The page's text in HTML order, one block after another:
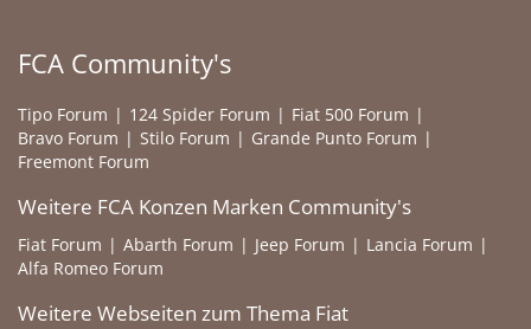
FCA Community's
Tipo Forum 124 Spider Forum
Fiat 500 Forum
Bravo Forum
Stilo Forum
Grande Punto Forum
Freemont Forum
Weitere FCA Konzen Marken Community's
Fiat Forum Abarth Forum Jeep Forum
Lancia Forum
Alfa Romeo Forum
Weitere Webseiten zum Thema Fiat